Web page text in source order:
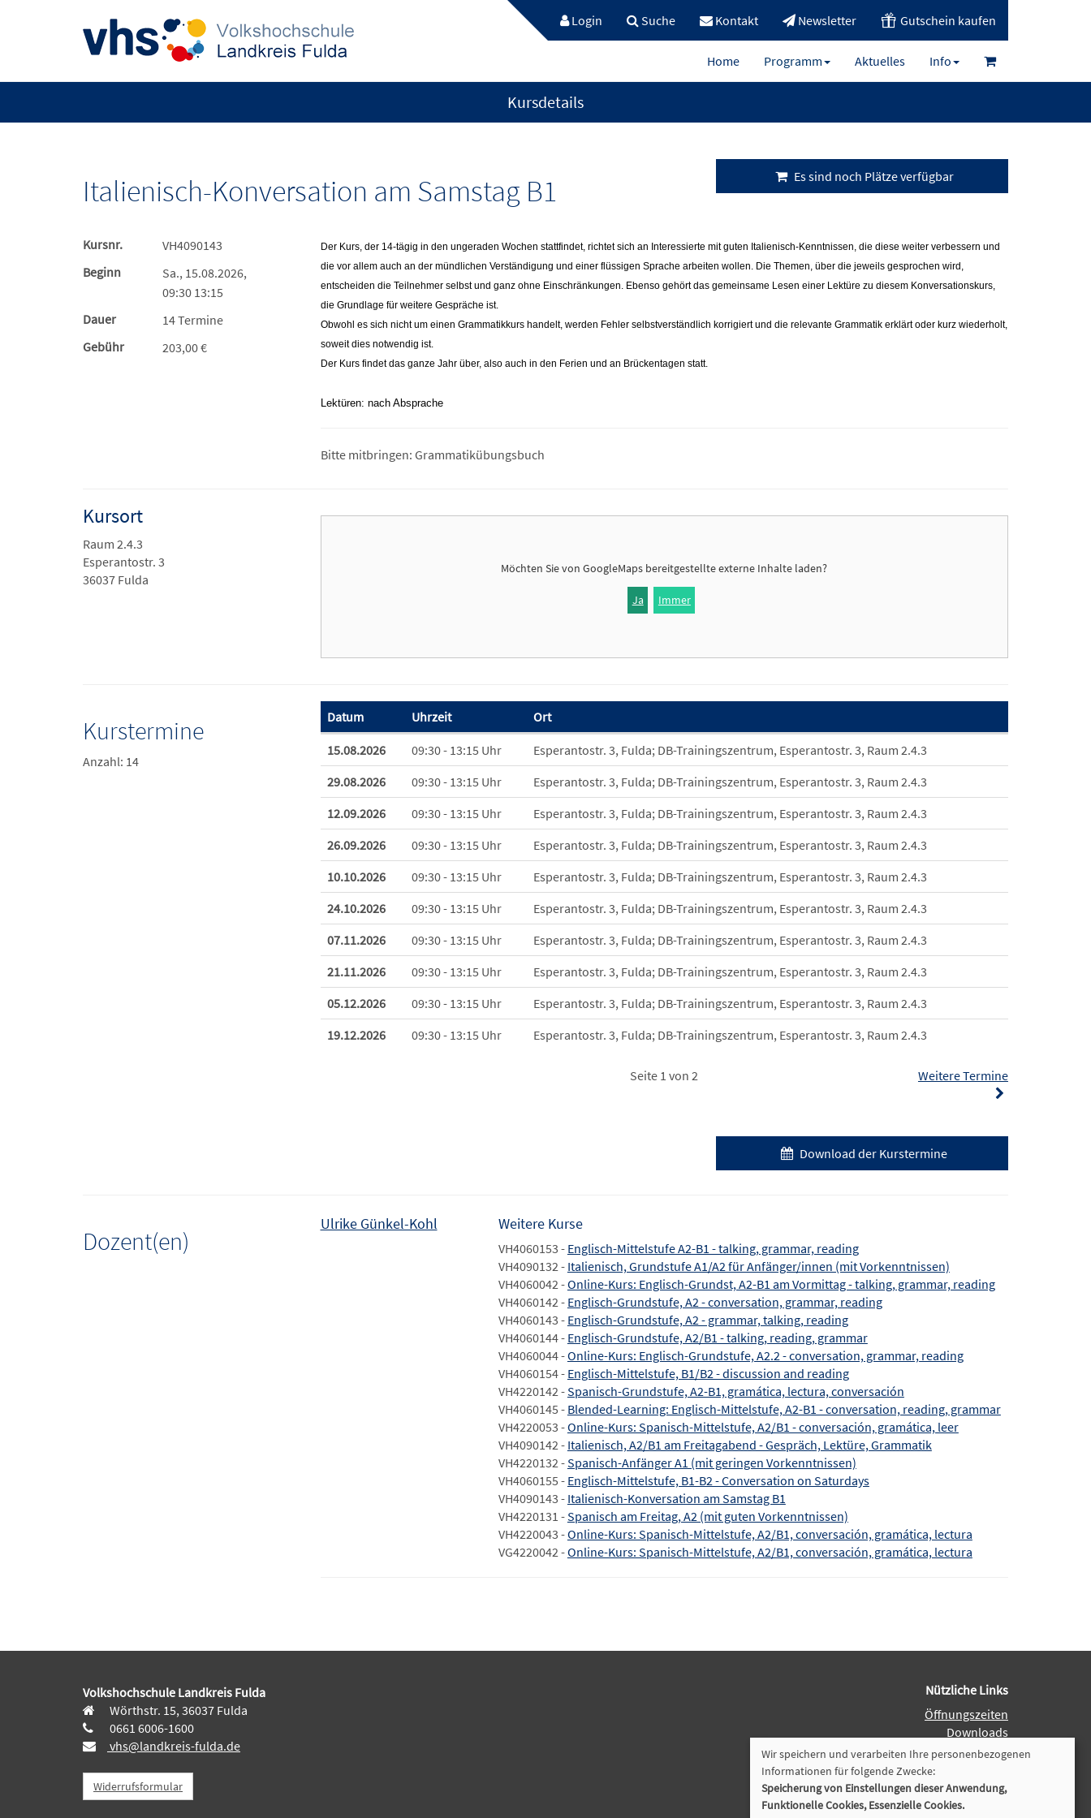
Login Suche Kontakt Newsletter Gutschein kaufen
Home Programm Aktuelles Info
Kursdetails
Italienisch-Konversation am Samstag B1 Es sind noch Plätze verfügbar
Kursnr.
VH4090143
Beginn
Sa., 15.08.2026,
09:30 13:15
Dauer
14 Termine
Gebühr
203,00 €
Der Kurs, der 14-tägig in den ungeraden Wochen stattfindet, richtet sich an Interessierte mit guten Italienisch-Kenntnissen, die diese weiter verbessern und
die vor allem auch an der mündlichen Verständigung und einer flüssigen Sprache arbeiten wollen. Die Themen, über die jeweils gesprochen wird,
entscheiden die Teilnehmer selbst und ganz ohne Einschränkungen. Ebenso gehört das gemeinsame Lesen einer Lektüre zu diesem Konversationskurs,
die Grundlage für weitere Gespräche ist.
Obwohl es sich nicht um einen Grammatikkurs handelt, werden Fehler selbstverständlich korrigiert und die relevante Grammatik erklärt oder kurz wiederholt,
soweit dies notwendig ist.
Der Kurs findet das ganze Jahr über, also auch in den Ferien und an Brückentagen statt.
Lektüren: nach Absprache
Bitte mitbringen: Grammatikübungsbuch
Kursort
Raum 2.4.3
Esperantostr. 3
36037 Fulda
Möchten Sie vonGoogleMaps bereitgestellte externe Inhalte laden?
Ja Immer
Kurstermine
Anzahl: 14
Termine zum diesen Kurs
Datum Uhrzeit Ort
15.08.2026 09:30 - 13:15 Uhr
Esperantostr. 3, Fulda; DB-Trainingszentrum, Esperantostr. 3, Raum 2.4.3
29.08.2026
09:30 - 13:15 Uhr
Esperantostr. 3, Fulda; DB-Trainingszentrum, Esperantostr. 3, Raum 2.4.3
12.09.2026
09:30 - 13:15 Uhr
Esperantostr. 3, Fulda; DB-Trainingszentrum, Esperantostr. 3, Raum 2.4.3
26.09.2026
09:30 - 13:15 Uhr
Esperantostr. 3, Fulda; DB-Trainingszentrum, Esperantostr. 3, Raum 2.4.3
10.10.2026
09:30 - 13:15 Uhr
Esperantostr. 3, Fulda; DB-Trainingszentrum, Esperantostr. 3, Raum 2.4.3
24.10.2026
09:30 - 13:15 Uhr
Esperantostr. 3, Fulda; DB-Trainingszentrum, Esperantostr. 3, Raum 2.4.3
07.11.2026
09:30 - 13:15 Uhr
Esperantostr. 3, Fulda; DB-Trainingszentrum, Esperantostr. 3, Raum 2.4.3
21.11.2026
09:30 - 13:15 Uhr
Esperantostr. 3, Fulda; DB-Trainingszentrum, Esperantostr. 3, Raum 2.4.3
05.12.2026
09:30 - 13:15 Uhr
Esperantostr. 3, Fulda; DB-Trainingszentrum, Esperantostr. 3, Raum 2.4.3
19.12.2026
09:30 - 13:15 Uhr Esperantostr. 3, Fulda; DB-Trainingszentrum, Esperantostr. 3, Raum 2.4.3
Weitere Termine
Seite 1 von 2
Download der Kurstermine
Dozent(en)
Ulrike Günkel-Kohl Weitere Kurse
VH4060153 - Englisch-Mittelstufe A2-B1 - talking, grammar, reading
VH4090132 - Italienisch, Grundstufe A1/A2 für Anfänger/innen (mit Vorkenntnissen)
VH4060042 -Online-Kurs: Englisch-Grundst, A2-B1 am Vormittag - talking, grammar, reading
VH4060142 - Englisch-Grundstufe, A2 - conversation, grammar, reading
VH4060143 - Englisch-Grundstufe, A2 - grammar, talking, reading
VH4060144 - Englisch-Grundstufe, A2/B1 - talking, reading, grammar
VH4060044 -Online-Kurs: Englisch-Grundstufe, A2.2 - conversation, grammar, reading
VH4060154 - Englisch-Mittelstufe, B1/B2 - discussion and reading
VH4220142 -Spanisch-Grundstufe, A2-B1, gramática, lectura, conversación
VH4060145 - Blended-Learning: Englisch-Mittelstufe, A2-B1 - conversation, reading, grammar
VH4220053 -Online-Kurs: Spanisch-Mittelstufe, A2/B1 - conversación, gramática, leer
VH4090142 - Italienisch, A2/B1 am Freitagabend - Gespräch, Lektüre, Grammatik
VH4220132 -Spanisch-Anfänger A1 (mit geringen Vorkenntnissen)
VH4060155 - Englisch-Mittelstufe, B1-B2 - Conversation on Saturdays
VH4090143 - Italienisch-Konversation am Samstag B1
VH4220131 -Spanisch am Freitag, A2 (mit guten Vorkenntnissen)
VH4220043 -Online-Kurs: Spanisch-Mittelstufe, A2/B1, conversación, gramática, lectura
VG4220042 -Online-Kurs: Spanisch-Mittelstufe, A2/B1, conversación, gramática, lectura
Volkshochschule Landkreis Fulda
Wörthstr. 15, 36037 Fulda
0661 6006-1600
vhs@landkreis-fulda.de
Widerrufsformular
Nützliche Links
Öffnungszeiten
Downloads
Dozenten-Login
Programmheft
Cookie Einstellungen
Wir speichern und verarbeiten Ihre personenbezogenen
Informationen für folgende Zwecke:
Speicherung von Einstellungen dieser Anwendung,
Funktionelle Cookies, Essenzielle Cookies.